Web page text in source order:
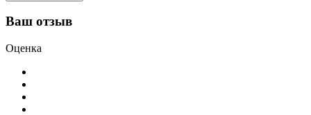
Ваш отзыв
Оценка